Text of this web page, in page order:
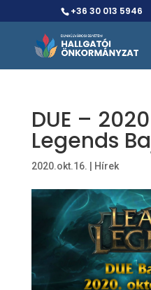
+36 30 013 5946
DUE –
Legends
2020.okt.16. Hírek